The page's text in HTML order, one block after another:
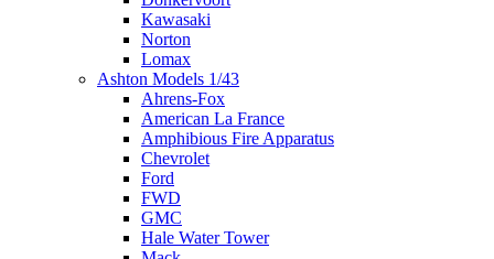
Kawasaki
Norton
Lomax
Ashton Models 1/43
Ahrens-Fox
American La France
Amphibious Fire Apparatus
Chevrolet
Ford
FWD
GMC
Hale Water Tower